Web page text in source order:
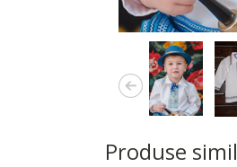
Produse